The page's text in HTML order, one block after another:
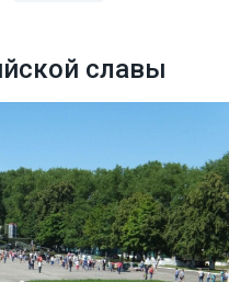
славы